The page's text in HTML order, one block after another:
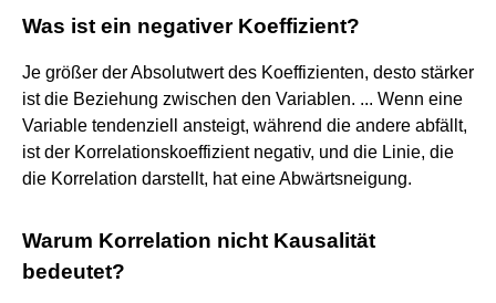
Was ist ein negativer Koeffizient?
Je größer der Absolutwert des Koeffizienten, desto stärker
ist die Beziehung zwischen den Variablen. ... Wenn eine
Variable tendenziell ansteigt, während die andere abfällt,
ist der Korrelationskoeffizient negativ, und die Linie, die
die Korrelation darstellt, hat eine Abwärtsneigung.
Warum Korrelation nicht Kausalität
bedeutet?